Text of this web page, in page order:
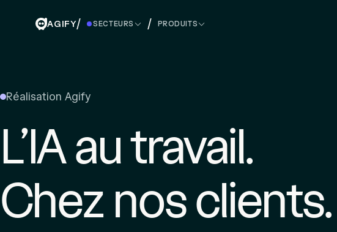
AGIFY/ SECTEURS / PRODUITS
Réalisation Agify
L’IA au travail.
Chez nos clients.